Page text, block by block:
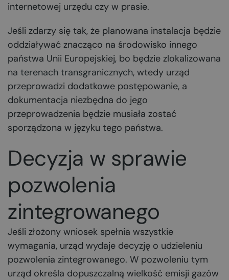
internetowej urzędu czy w prasie.
Jeśli zdarzy się tak, że planowana instalacja będzie
oddziaływać znacząco na środowisko innego
państwa Unii Europejskiej, bo będzie zlokalizowana
na terenach transgranicznych, wtedy urząd
przeprowadzi dodatkowe postępowanie, a
dokumentacja niezbędna do jego
przeprowadzenia będzie musiała zostać
sporządzona w języku tego państwa.
Decyzja w sprawie
pozwolenia
zintegrowanego
Jeśli złożony wniosek spełnia wszystkie
wymagania, urząd wydaje decyzję o udzieleniu
pozwolenia zintegrowanego. W pozwoleniu tym
urząd określa dopuszczalną wielkość emisji gazów